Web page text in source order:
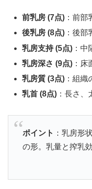
前乳房 (7点) ：前
後乳房 (8点) ：後
乳房支持 (5点) ：
乳房深さ (9点) ：
乳房質 (3点) ：組
乳首 (8点) ：長さ
ポイント ：乳房形
の形。乳量と搾乳